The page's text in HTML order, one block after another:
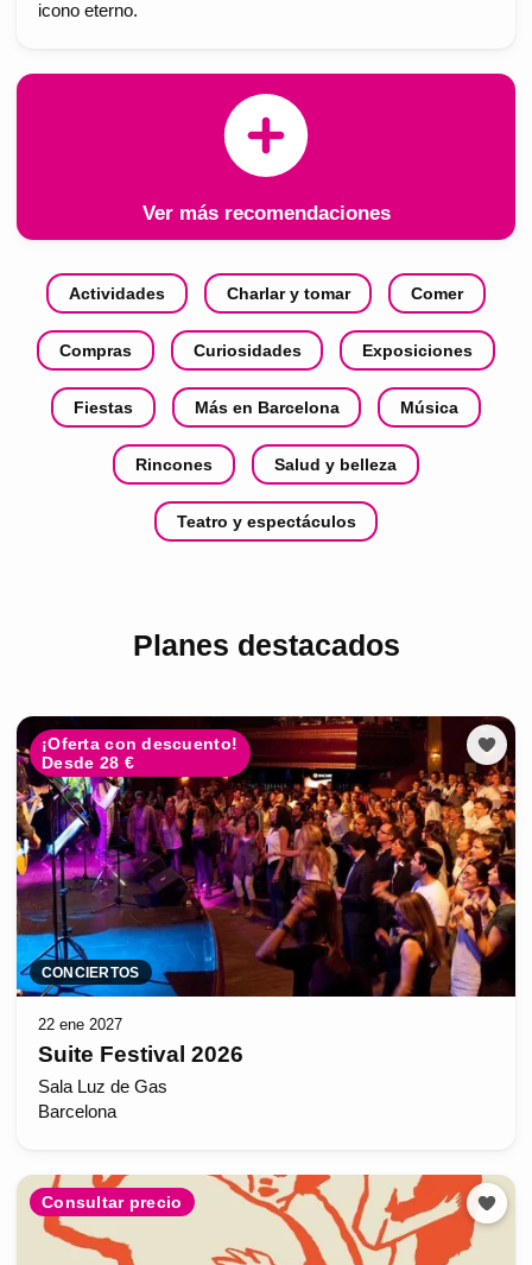
icono eterno.
Ver más recomendaciones
Actividades Charlar y tomar Comer
Compras Curiosidades Exposiciones
Fiestas Más en Barcelona Música
Rincones Salud y belleza
Teatro y espectáculos
Planes destacados
¡Oferta con descuento!
Desde 28 €
CONCIERTOS
22 ene 2027
Suite Festival 2026
Sala Luz de Gas
Barcelona
Consultar precio